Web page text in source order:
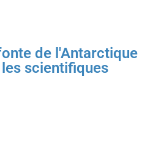
de l'Antarctique
scientifiques